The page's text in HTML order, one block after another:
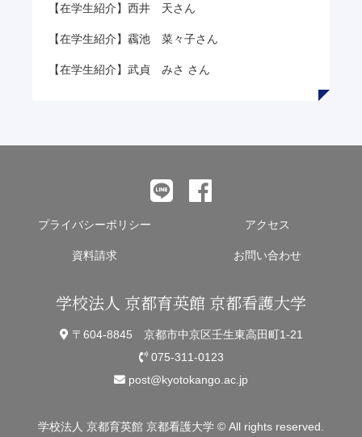
【在学生紹介】西井 天さん
【在学生紹介】靏池 菜々子さん
【在学生紹介】武貞 みさ さん
プライバシーポリシー アクセス
資料請求 お問い合わせ
学校法人 京都育英館 京都看護大学
〒604-8845 京都市中京区壬生東高田町1-21
075-311-0123
post@kyotokango.ac.jp
学校法人 京都育英館 京都看護大学 © All rights reserved.